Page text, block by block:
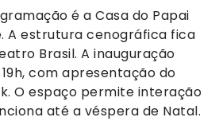
é a Casa do Papai
A estrutura cenográfica fica
Brasil. A inauguração
19h, com apresentação do
O espaço permite interação
até a véspera de Natal.